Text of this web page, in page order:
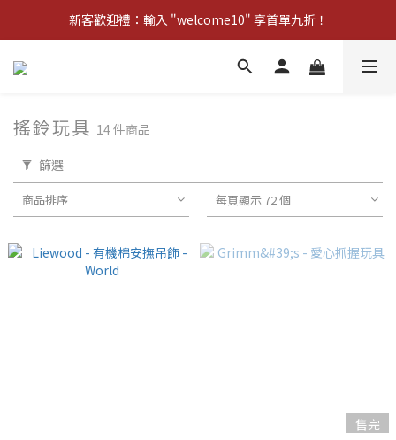
新客歡迎禮：輸入 "welcome10" 享首單九折！
新客歡迎禮：輸入 "welcome10" 享首單九折！
Pom d'Api 畢業特典 · 全品項買一送一
搖鈴玩具 14 件商品
篩選
商品排序 每頁顯示 72 個
售完